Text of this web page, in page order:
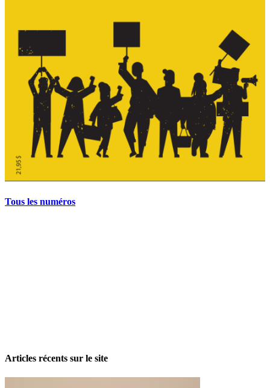
Tous les numéros
Articles récents sur le site